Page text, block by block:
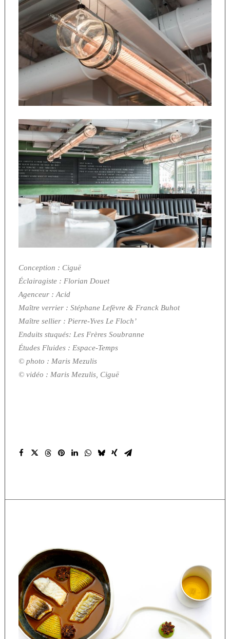
Conception : Ciguë
Éclairagiste : Florian Douet
Agenceur : Acid
Maître verrier : Stéphane Lefèvre & Franck Buhot
Maître sellier : Pierre-Yves Le Floch’
Enduits stuqués: Les Frères Soubranne
Études Fluides : Espace-Temps
© photo : Maris Mezulis
© vidéo : Maris Mezulis, Ciguë